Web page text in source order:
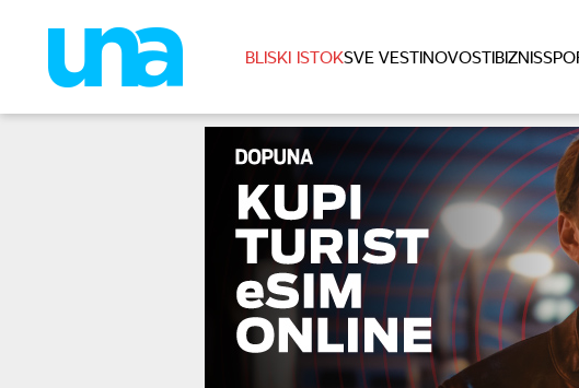
BLISKI ISTOKSVE VESTINOVOSTIBIZNIS